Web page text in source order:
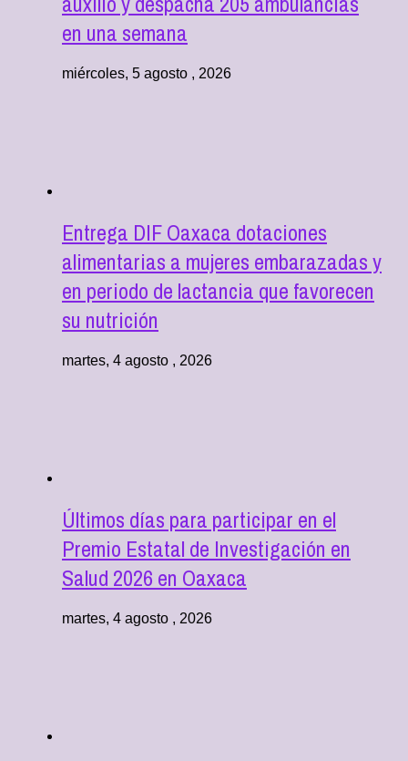
en una semana
miércoles, 5 agosto , 2026
Entrega DIF Oaxaca dotaciones
alimentarias a mujeres embarazadas y
en periodo de lactancia que favorecen
su nutrición
martes, 4 agosto , 2026
Últimos días para participar en el
Premio Estatal de Investigación en
Salud 2026 en Oaxaca
martes, 4 agosto , 2026